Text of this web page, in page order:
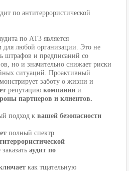
по антитеррористической
по АТЗ является
для любой организации. Это не
штрафов и предписаний со
но и значительно снижает риски
ситуаций. Проактивный
заботу о жизни и
репутацию компании и
партнеров и клиентов.
подход к вашей безопасности
полный спектр
аудит по
как тщательную